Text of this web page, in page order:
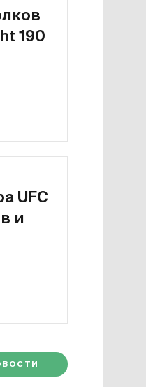
190
UFC
и